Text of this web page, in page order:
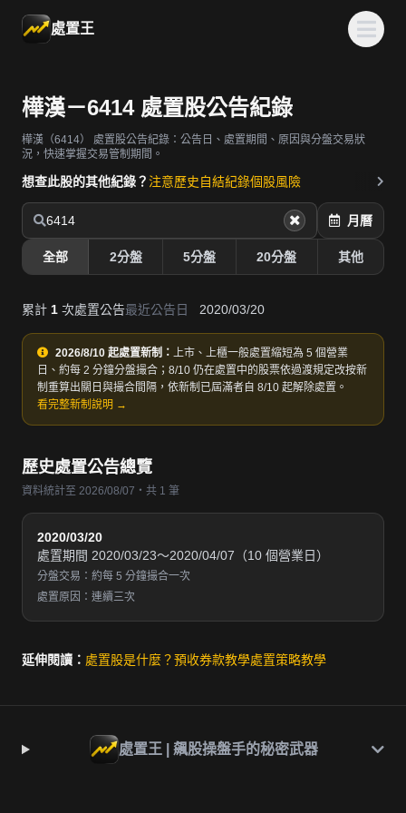
處置王
樺漢－6414 處置股公告紀錄
樺漢（6414）
處置股公告紀錄：公告日、處置期間、原因與分盤交易狀
況，快速掌握交易管制期間。
想查此股的其他紀錄？ 注意歷史自結紀錄個股風險
6414 月曆
全部 2分盤 5分盤 20分盤 其他
累計 1 次處置公告最近公告日 2020/03/20
2026/8/10 起處置新制： 上市、上櫃一般處置縮短為 5 個營業
日、約每 2 分鐘分盤撮合；8/10 仍在處置中的股票依過渡規定改按新
制重算出關日與撮合間隔，依新制已屆滿者自 8/10 起解除處置。
看完整新制說明 →
歷史處置公告總覽
資料統計至 2026/08/07・共 1 筆
2020/03/20
處置期間 2020/03/23～2020/04/07（10 個營業日）
分盤交易：約每 5 分鐘撮合一次
處置原因：連續三次
延伸閱讀： 處置股是什麼？預收券款教學處置策略教學
處置王 | 飆股操盤手的秘密武器